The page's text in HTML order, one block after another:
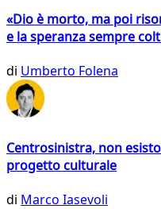
«Dio è morto, ma poi
e la speranza sempre
di Umberto Folena
Centrosinistra, non
progetto culturale
di Marco Iasevoli